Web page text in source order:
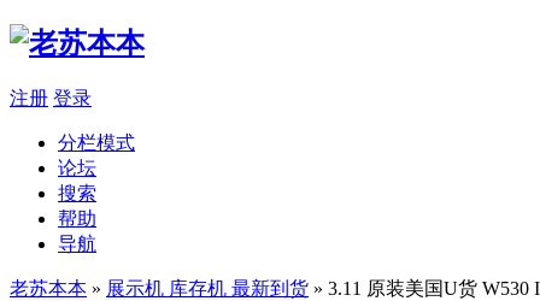
注册 登录
分栏模式
论坛
搜索
帮助
导航
老苏本本 » 展示机 库存机 最新到货 » 3.11 原装美国U货